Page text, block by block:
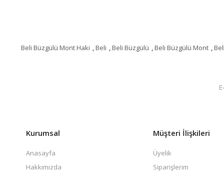
Beli Büzgülü Mont Haki ,Beli ,Beli Büzgülü ,Beli Büzgülü Mont ,
Kurumsal
Anasayfa
Hakkımızda
Müşteri İlişkileri
Üyelik
Siparişlerim